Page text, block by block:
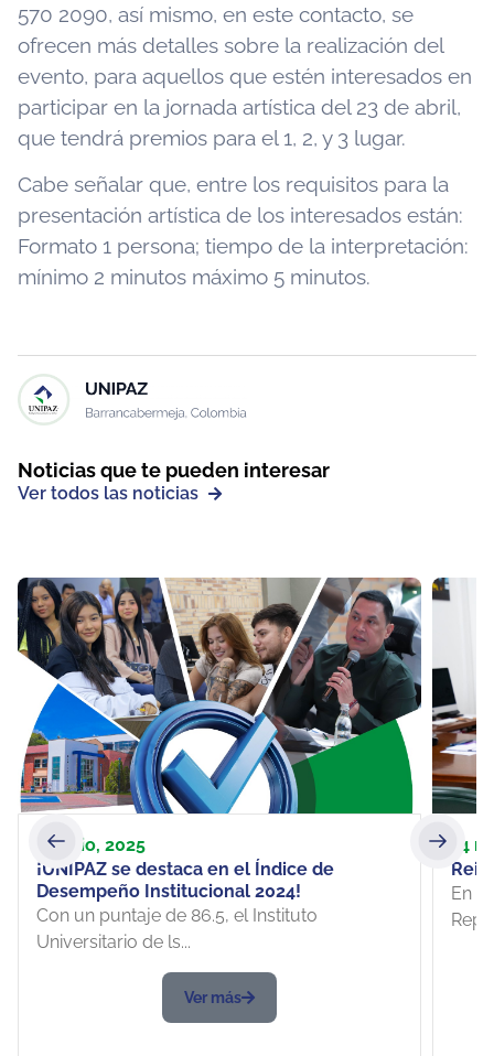
570 2090, así mismo, en este contacto, se
ofrecen más detalles sobre la realización del
evento, para aquellos que estén interesados en
participar en la jornada artística del 23 de abril,
que tendrá premios para el 1, 2, y 3 lugar.
Cabe señalar que, entre los requisitos para la
presentación artística de los interesados están:
Formato 1 persona; tiempo de la interpretación:
mínimo 2 minutos máximo 5 minutos.
Noticias que te pueden interesar
Ver todos las noticias
17 julio, 2025
¡UNIPAZ se destaca en el Índice de
Desempeño Institucional 2024!
Con un puntaje de 86.5, el Instituto
Universitario de ls...
Ver más
14
En